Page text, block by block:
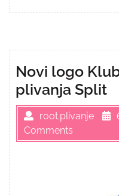
Novi logo
plivanja Split
root.plivanje
Comments